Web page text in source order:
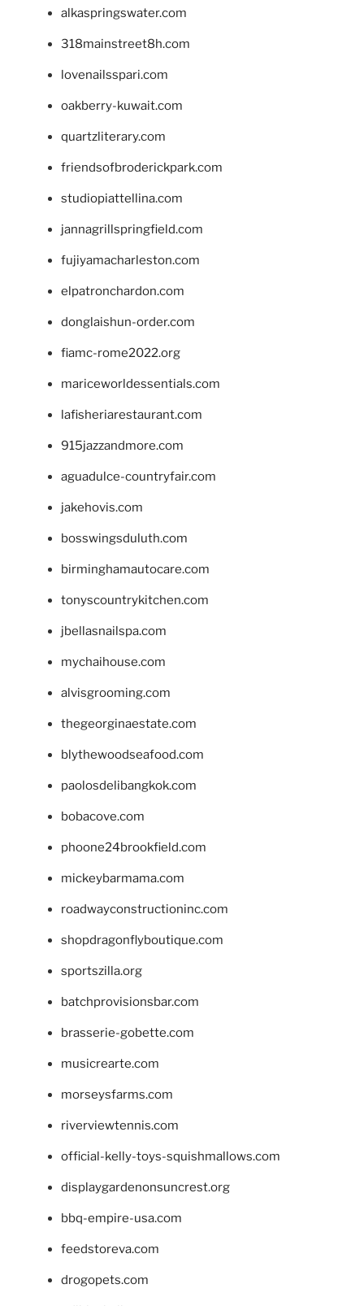
alkaspringswater.com
318mainstreet8h.com
lovenailsspari.com
oakberry-kuwait.com
quartzliterary.com
friendsofbroderickpark.com
studiopiattellina.com
jannagrillspringfield.com
fujiyamacharleston.com
elpatronchardon.com
donglaishun-order.com
fiamc-rome2022.org
mariceworldessentials.com
lafisheriarestaurant.com
915jazzandmore.com
aguadulce-countryfair.com
jakehovis.com
bosswingsduluth.com
birminghamautocare.com
tonyscountrykitchen.com
jbellasnailspa.com
mychaihouse.com
alvisgrooming.com
thegeorginaestate.com
blythewoodseafood.com
paolosdelibangkok.com
bobacove.com
phoone24brookfield.com
mickeybarmama.com
roadwayconstructioninc.com
shopdragonflyboutique.com
sportszilla.org
batchprovisionsbar.com
brasserie-gobette.com
musicrearte.com
morseysfarms.com
riverviewtennis.com
official-kelly-toys-squishmallows.com
displaygardenonsuncrest.org
bbq-empire-usa.com
feedstoreva.com
drogopets.com